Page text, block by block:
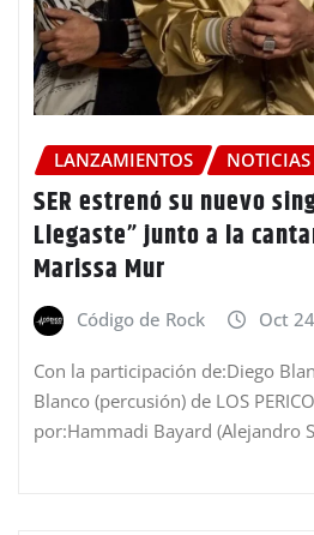
LANZAMIENTOS NOTICIAS
SER estrenó su nuevo
Llegaste” junto a la
Marissa Mur
Código de Rock Oct
Con la participación de:Diego
Blanco (percusión) de LOS
por:Hammadi Bayard (Alejandro